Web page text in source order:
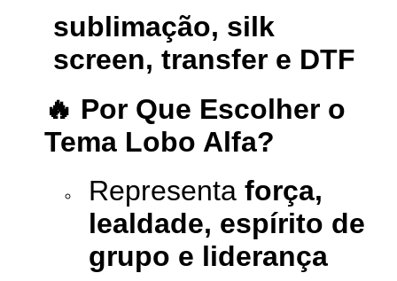
sublimação, silk
screen, transfer e DTF
🔥 Por Que Escolher o
Tema Lobo Alfa?
Representa força,
lealdade, espírito de
grupo e liderança